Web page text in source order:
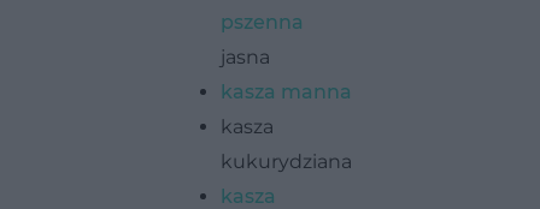
pszenna
jasna
kasza manna
kasza
kukurydziana
kasza